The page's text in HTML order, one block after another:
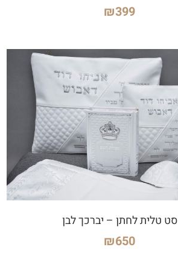
₪399
סט טלית לחתן – יברכך לבן
₪650